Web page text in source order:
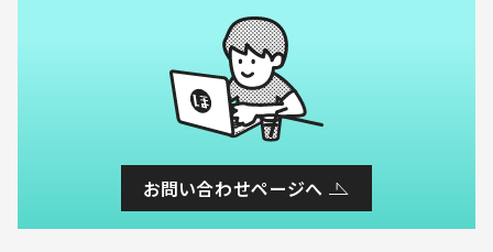
お問い合わせページへ